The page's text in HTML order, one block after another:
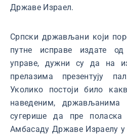
Државе Израел.
Српски држављани који
путне исправе издате од
управе, дужни су да на
прелазима презентују
Уколико постоји било
наведеним, држављанима
сугерише да пре поласка
Амбасаду Државе Израелу у